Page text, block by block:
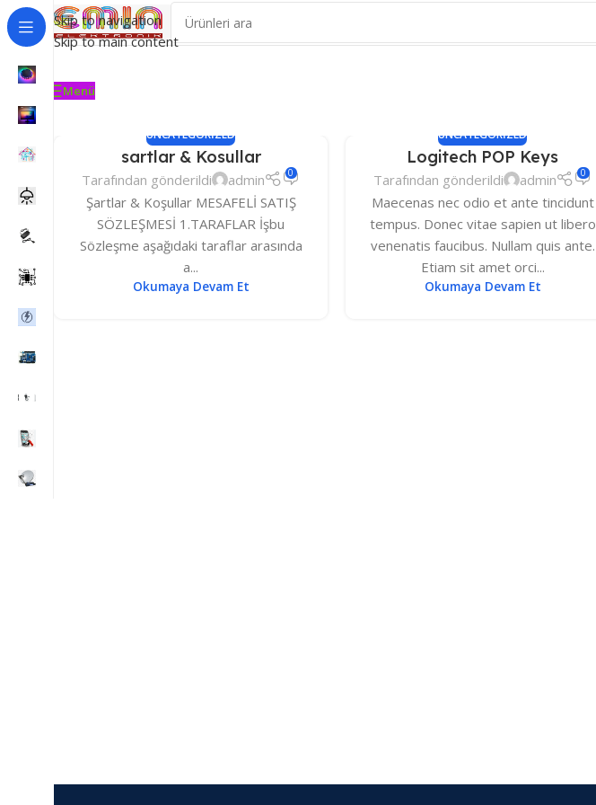
Skip to navigation
Skip to main content
Menü
UNCATEGORIZED
sartlar & Kosullar
Tarafından gönderildi admin 0
Şartlar & Koşullar MESAFELİ SATIŞ
SÖZLEŞMESİ 1.TARAFLAR İşbu
Sözleşme aşağıdaki taraflar arasında
a...
Okumaya Devam Et
UNCATEGORIZED
Logitech POP Keys
Tarafından gönderildi admin 0
Maecenas nec odio et ante tincidunt
tempus. Donec vitae sapien ut libero
venenatis faucibus. Nullam quis ante.
Etiam sit amet orci...
Okumaya Devam Et